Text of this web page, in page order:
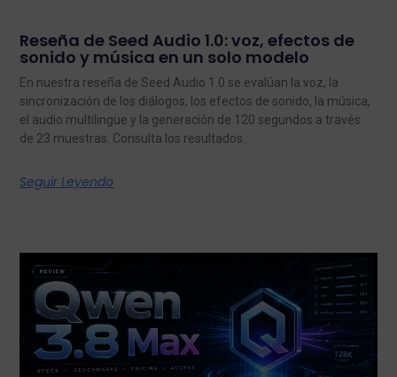
Reseña de Seed Audio 1.0: voz, efectos de
sonido y música en un solo modelo
En nuestra reseña de Seed Audio 1.0 se evalúan la voz, la
sincronización de los diálogos, los efectos de sonido, la música,
el audio multilingüe y la generación de 120 segundos a través
de 23 muestras. Consulta los resultados.
Seguir Leyendo